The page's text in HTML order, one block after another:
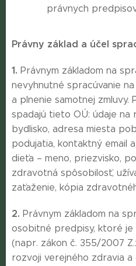
právnych
Právny základ a účel
1. Právnym základom na
nevyhnutné spracúvanie
a plnenie samotnej
spadajú tieto OÚ: údaje na
bydlisko, adresa miesta
podujatia, kontaktný email
dieťa – meno, priezvisko,
zdravotná spôsobilosť,
zaťaženie, kópia
2. Právnym základom na
osobitné predpisy, ktoré
(napr. zákon č. 355/2007
rozvoji verejného zdravia